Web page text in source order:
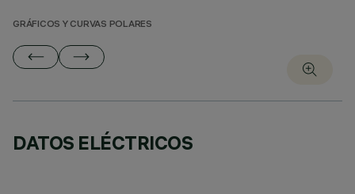
GRÁFICOS Y CURVAS POLARES
DATOS ELÉCTRICOS